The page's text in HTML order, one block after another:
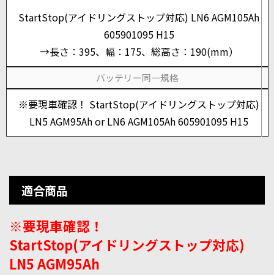
StartStop(アイドリングストップ対応) LN6 AGM105Ah
605901095 H15
→長さ：395、幅：175、総高さ：190(mm）
バッテリー同一規格
※要現車確認！ StartStop(アイドリングストップ対応)
LN5 AGM95Ah or LN6 AGM105Ah 605901095 H15
適合商品
※要現車確認！
StartStop(アイドリングストップ対応)
LN5 AGM95Ah